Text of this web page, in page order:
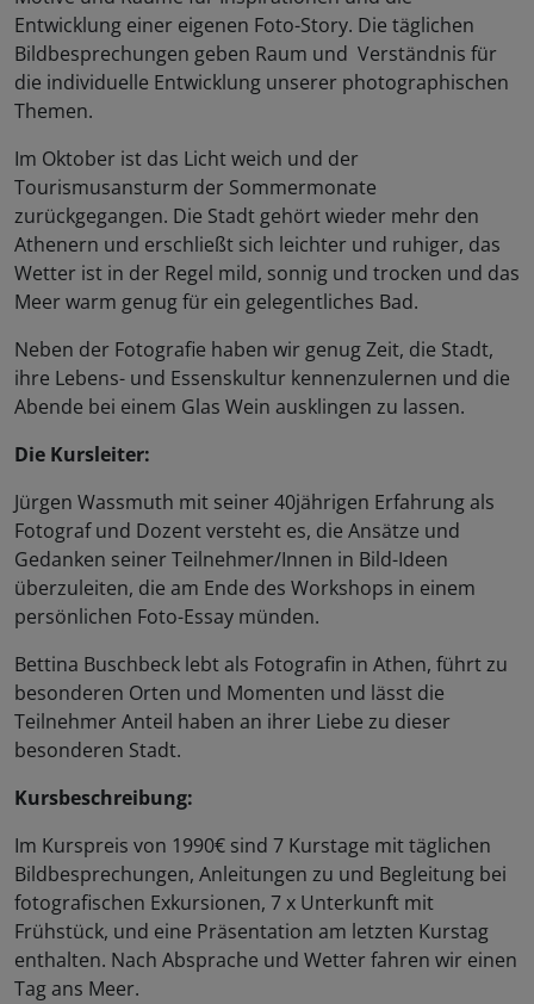
Entwicklung einer eigenen Foto-Story. Die täglichen
Bildbesprechungen geben Raum und Verständnis für
die individuelle Entwicklung unserer photographischen
Themen.
Im Oktober ist das Licht weich und der
Tourismusansturm der Sommermonate
zurückgegangen. Die Stadt gehört wieder mehr den
Athenern und erschließt sich leichter und ruhiger, das
Wetter ist in der Regel mild, sonnig und trocken und das
Meer warm genug für ein gelegentliches Bad.
Neben der Fotografie haben wir genug Zeit, die Stadt,
ihre Lebens- und Essenskultur kennenzulernen und die
Abende bei einem Glas Wein ausklingen zu lassen.
Die Kursleiter:
Jürgen Wassmuth mit seiner 40jährigen Erfahrung als
Fotograf und Dozent versteht es, die Ansätze und
Gedanken seiner Teilnehmer/Innen in Bild-Ideen
überzuleiten, die am Ende des Workshops in einem
persönlichen Foto-Essay münden.
Bettina Buschbeck lebt als Fotografin in Athen, führt zu
besonderen Orten und Momenten und lässt die
Teilnehmer Anteil haben an ihrer Liebe zu dieser
besonderen Stadt.
Kursbeschreibung:
Im Kurspreis von 1990€ sind 7 Kurstage mit täglichen
Bildbesprechungen, Anleitungen zu und Begleitung bei
fotografischen Exkursionen, 7 x Unterkunft mit
Frühstück, und eine Präsentation am letzten Kurstag
enthalten. Nach Absprache und Wetter fahren wir einen
Tag ans Meer.